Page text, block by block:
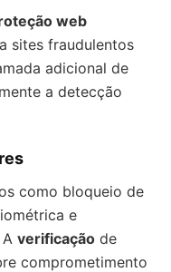
web
sites fraudulentos
adicional de
a detecção
como bloqueio de
e
verificação de
comprometimento